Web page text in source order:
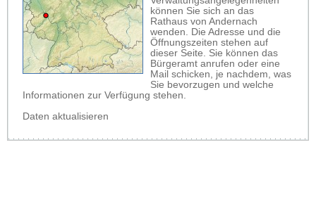
können Sie sich an das
Rathaus von Andernach
wenden. Die Adresse und die
Öffnungszeiten stehen auf
dieser Seite. Sie können das
Bürgeramt anrufen oder eine
Mail schicken, je nachdem, was
Sie bevorzugen und welche
Informationen zur Verfügung stehen.
Daten aktualisieren